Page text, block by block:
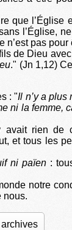
que l’Église
l’Église,
n’est pas
de Dieu
." (Jn 1,12)
: "Il n’y a plus
ni la femme,
avait rien de
et tous les
ni païen:
notre
nous.